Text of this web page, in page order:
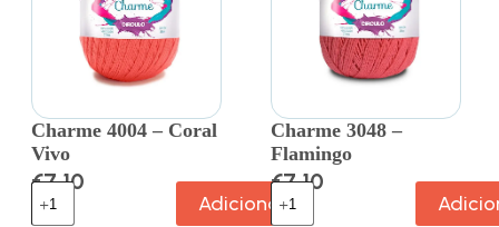
Charme 4004 – Coral
Vivo
€7.10
Adicionar
Charme 3048 –
Flamingo
€7.10